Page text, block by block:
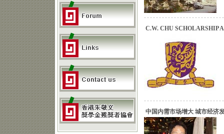
C.W. CHU SCHOLARSHIP
中国内需市场增大 城市经济